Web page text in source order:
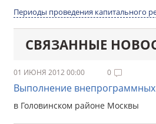
Периоды проведения капитального
СВЯЗАННЫЕ
01 ИЮНЯ 2012 00:00 0
Выполнение
в Головинском районе Москвы